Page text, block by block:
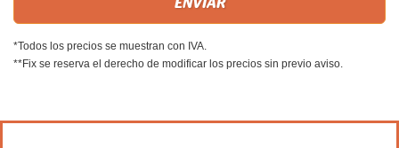
*Todos los precios se muestran con IVA.
**Fix se reserva el derecho de modificar los precios sin previo aviso.